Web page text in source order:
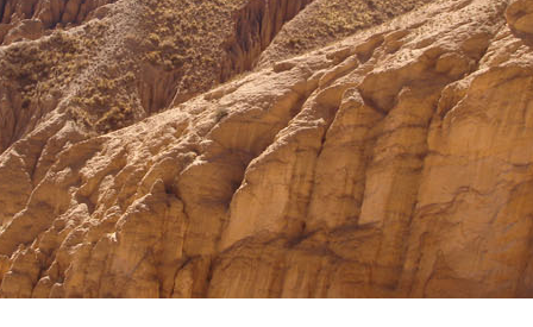
Australia
Polinesia
Bassi